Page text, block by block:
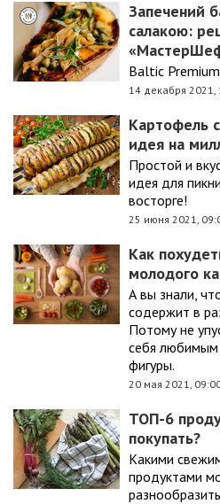
Запечений
салакою:
Baltic
14 декабря 2021,
Картофель
идея на
Простой и
идея для
восторге!
25 июня 2021,
Как
молодого
А вы знали,
содержит в
Потому не
себя
фигуры.
20 мая 2021,
ТОП-6
покупать?
Какими
продуктами